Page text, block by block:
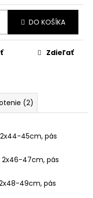
DO KOŠÍKA
Zdieľať
(2)
45cm, pás
2x46-47cm, pás
49cm, pás